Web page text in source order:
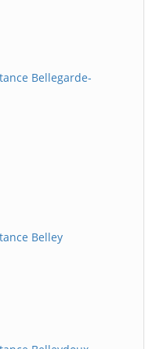
Bellegarde-
Belley